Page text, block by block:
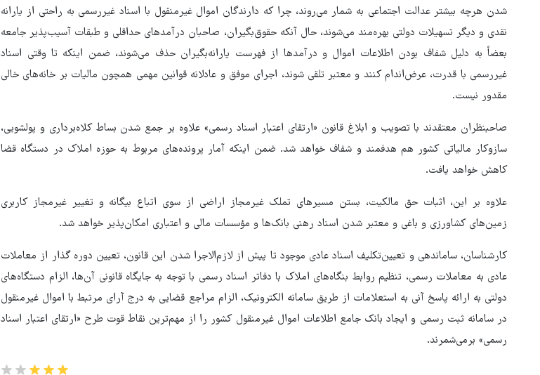
شدن هرچه بیشتر عدالت اجتماعی به شمار می‌روند، چرا که دارندگان اموال غیرمنقول با اسناد غیررسمی به راحتی از یارانه
نقدی و دیگر تسهیلات دولتی بهره‌مند می‌شوند، حال آنکه حقوق‌بگیران، صاحبان درآمدهای حداقلی و طبقات آسیب‌پذیر جامعه
بعضاً به دلیل شفاف بودن اطلاعات اموال و درآمدها از فهرست یارانه‌بگیران حذف می‌شوند، ضمن اینکه تا وقتی اسناد
غیررسمی با قدرت، عرض‌اندام کنند و معتبر تلقی شوند، اجرای موفق و عادلانه قوانین مهمی همچون مالیات بر خانه‌های خالی
مقدور نیست.
صاحبنظران معتقدند با تصویب و ابلاغ قانون «ارتقای اعتبار اسناد رسمی» علاوه بر جمع شدن بساط کلاه‌برداری و پولشویی،
سازوکار مالیاتی کشور هم هدفمند و شفاف خواهد شد. ضمن اینکه آمار پرونده‌های مربوط به حوزه املاک در دستگاه قضا
کاهش خواهد یافت.
علاوه بر این، اثبات حق مالکیت، بستن مسیرهای تملک غیرمجاز اراضی از سوی اتباع بیگانه و تغییر غیرمجاز کاربری
زمین‌های کشاورزی و باغی و معتبر شدن اسناد رهنی بانک‌ها و مؤسسات مالی و اعتباری امکان‌پذیر خواهد شد.
کارشناسان، ساماندهی و تعیین‌تکلیف اسناد عادی موجود تا پیش از لازم‌الاجرا شدن این قانون، تعیین دوره گذار از معاملات
عادی به معاملات رسمی، تنظیم روابط بنگاه‌های املاک با دفاتر اسناد رسمی با توجه به جایگاه قانونی آن‌ها، الزام دستگاه‌های
دولتی به ارائه پاسخ آنی به استعلامات از طریق سامانه الکترونیک، الزام مراجع قضایی به درج آرای مرتبط با اموال غیرمنقول
در سامانه ثبت رسمی و ایجاد بانک جامع اطلاعات اموال غیرمنقول کشور را از مهم‌ترین نقاط قوت طرح «ارتقای اعتبار اسناد
رسمی» برمی‌شمرند.